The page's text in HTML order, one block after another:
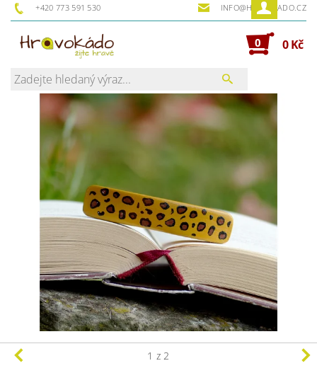
+420 773 591 530 INFO@HRAVOKADO.CZ
0 0 Kč
1 z 2